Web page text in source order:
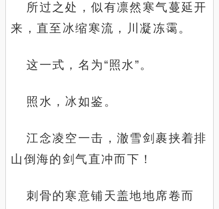
所过之处，似有凛然寒气蔓延开
来，直至冰缩寒流，川凝冻霭。
这一式，名为“照水”。
照水，冰如鉴。
江念凌空一击，澈雪剑裹挟着排
山倒海的剑气直冲而下！
刺骨的寒意铺天盖地地席卷而